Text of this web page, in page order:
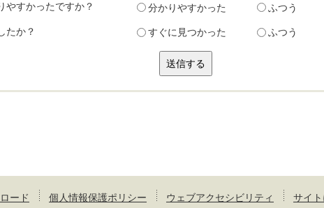
やすかったですか？ 分かりやすかった ふつう
たか？ すぐに見つかった ふつう
ード 個人情報保護ポリシー ウェブアクセシビリティ サイ